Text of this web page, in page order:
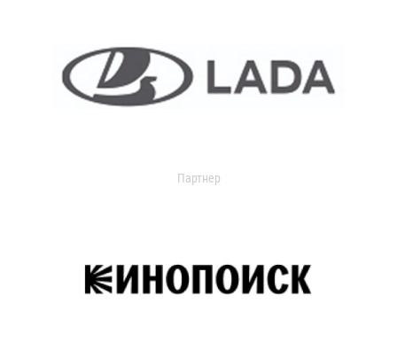
Партнер